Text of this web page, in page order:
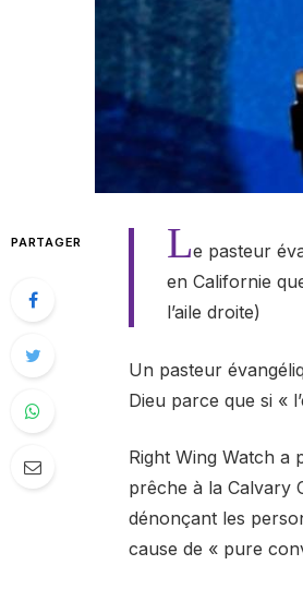
PARTAGER Le pasteur
en Californie
l’aile droite)
Un pasteur
Dieu parce que si «
Right Wing Watch a
prêche à la Calvary
dénonçant les
cause de « pure